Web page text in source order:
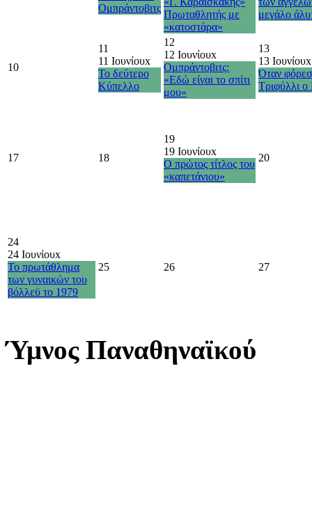
Ομπράντοβιτς
Πρωταθλητής με
«κατοστάρα»
μεγάλο
10
11
11 Ιουνίουx
Το δεύτερο
Κύπελλο
12
12 Ιουνίουx
Ομπράντοβιτς:
«Εδώ είναι το σπίτι
μου»
13
13 Ιουνίουx
Όταν
Τριφύλλι ο
17 18
19
19 Ιουνίουx
Ο πρώτος τίτλος του
«καπετάνιου»
20
24
24 Ιουνίουx
Το πρωτάθλημα
των γυναικών του
βόλλεϋ το 1979
25 26 27
Ύμνος Παναθηναϊκού